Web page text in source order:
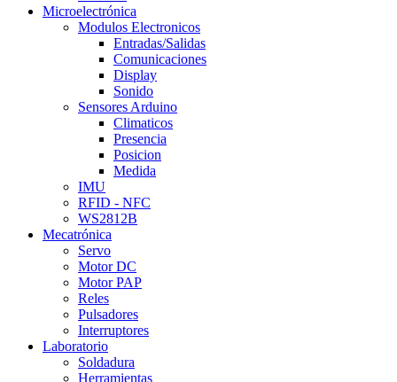
Microelectrónica
Modulos Electronicos
Entradas/Salidas
Comunicaciones
Display
Sonido
Sensores Arduino
Climaticos
Presencia
Posicion
Medida
IMU
RFID - NFC
WS2812B
Mecatrónica
Servo
Motor DC
Motor PAP
Reles
Pulsadores
Interruptores
Laboratorio
Soldadura
Herramientas